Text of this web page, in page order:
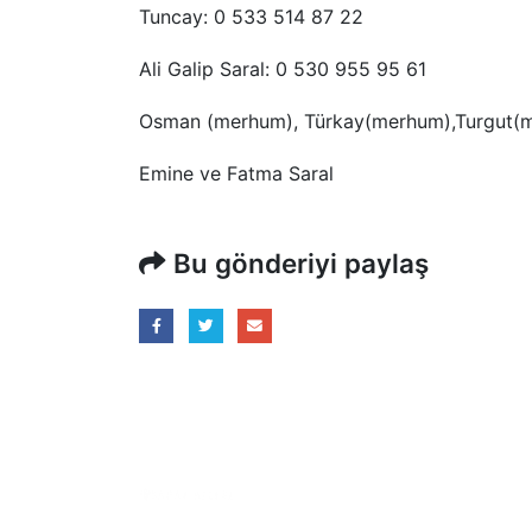
Tuncay: 0 533 514 87 22
Ali Galip Saral: 0 530 955 95 61
Osman (merhum),
Emine ve Fatma Saral
Bu gönderiyi paylaş